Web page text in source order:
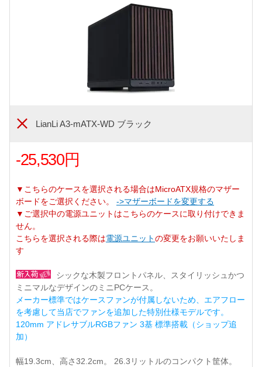
LianLi A3-mATX-WD ブラック
-25,530円
▼こちらのケースを選択される場合はMicroATX規格のマザー
ボードをご選択ください。 ->マザーボードを変更する
▼ご選択中の電源ユニットはこちらのケースに取り付けできま
せん。
こちらを選択される際は電源ユニットの変更をお願いいたしま
す
シックな木製フロントパネル、スタイリッシュかつ
ミニマルなデザインのミニPCケース。
メーカー標準ではケースファンが付属しないため、エアフロー
を考慮して当店でファンを追加した特別仕様モデルです。
120mm アドレサブルRGBファン 3基 標準搭載（ショップ追
加）
幅19.3cm、高さ32.2cm。 26.3リットルのコンパクト筐体。